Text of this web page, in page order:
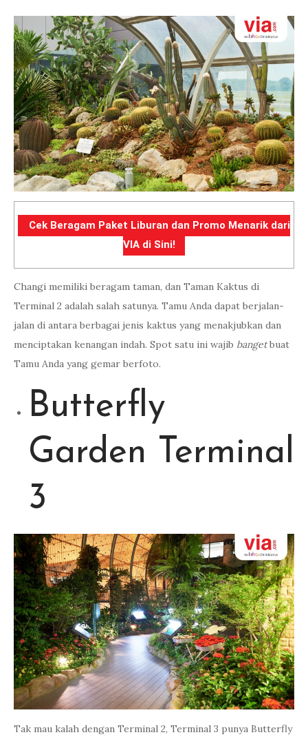
Cek Beragam Paket Liburan dan Promo Menarik dari
VIA di Sini!
Changi memiliki beragam taman, dan Taman Kaktus di
Terminal 2 adalah salah satunya. Tamu Anda dapat berjalan-
jalan di antara berbagai jenis kaktus yang menakjubkan dan
menciptakan kenangan indah. Spot satu ini wajib bangetbuat
Tamu Anda yang gemar berfoto.
Butterfly
Garden Terminal
3
Tak mau kalah dengan Terminal 2, Terminal 3 punya Butterfly